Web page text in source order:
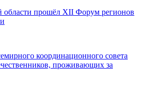
области прошёл XII Форум регионов
координационного совета
проживающих за